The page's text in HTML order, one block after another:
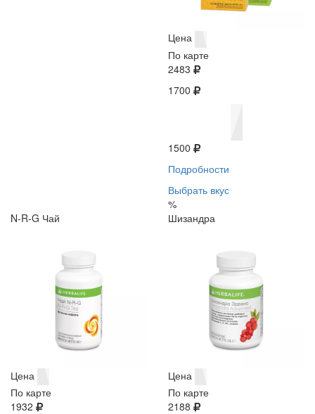
Цена
По карте
2483
1700
1500
Подробности
Выбрать вкус
%
N-R-G Чай
Цена
По карте
1932
Шизандра
Цена
По карте
2188